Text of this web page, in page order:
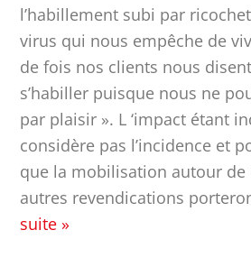
l’habillement subi par
virus qui nous empêche de
de fois nos clients nous
s’habiller puisque nous ne
par plaisir ». L ‘impact étant
considère pas l’incidence et
que la mobilisation autour de
autres revendications
suite »